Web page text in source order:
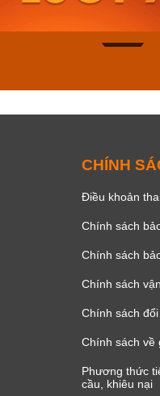
Mua ngay
CHÍNH
Điều khoản
Chính sách
Chính sách
Chính sách
Chính sách
Chính sách về
Phương thức
cầu, khiêu nại